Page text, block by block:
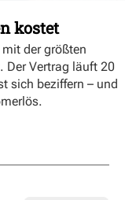
kostet
der größten
Der Vertrag läuft 20
sich beziffern – und